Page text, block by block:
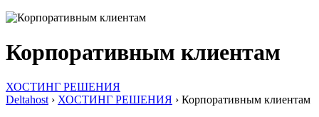
Корпоративным клиентам
ХОСТИНГ РЕШЕНИЯ
Deltahost› ХОСТИНГ РЕШЕНИЯ › Корпоративным клиентам